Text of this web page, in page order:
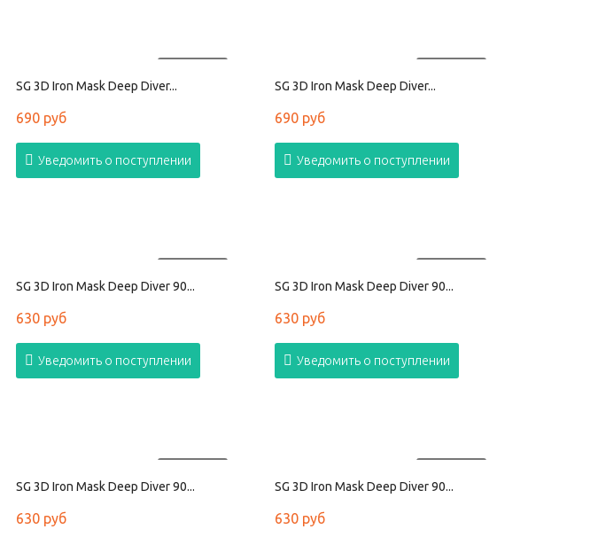
SG 3D Iron Mask Deep Diver...
690 руб
Уведомить о поступлении
SG 3D Iron Mask Deep Diver...
690 руб
Уведомить о поступлении
SG 3D Iron Mask Deep Diver 90...
630 руб
Уведомить о поступлении
SG 3D Iron Mask Deep Diver 90...
630 руб
Уведомить о поступлении
SG 3D Iron Mask Deep Diver 90...
630 руб
SG 3D Iron Mask Deep Diver 90...
630 руб